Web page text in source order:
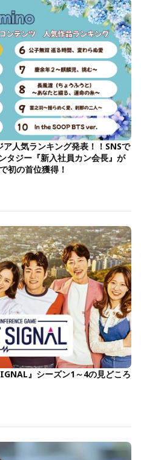
人気ランキング発表！！SNSで
タジー『新入社員カン会長』が
初の首位獲得！
』シーズン1～4の見どころ